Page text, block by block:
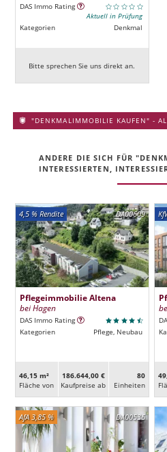
DAS Immo Rating
Aktuell in Prüfung
Kategorien
Denkmal
Bitte sprechen Sie uns direkt an.
"DENKMALIMMOBILIE KAUFEN" -
ANDERE DIE SICH FÜR
INTERESSIERTEN,
DA00609
4,5 % Rendite
Pflegeimmobilie Altena
bei Hagen
DAS Immo Rating
Kategorien
Pflege, Neubau
46,15 m²
Fläche von
186.644,00 €
Kaufpreise ab
80
Ein­heiten
DA00536
AfA 3,85 %